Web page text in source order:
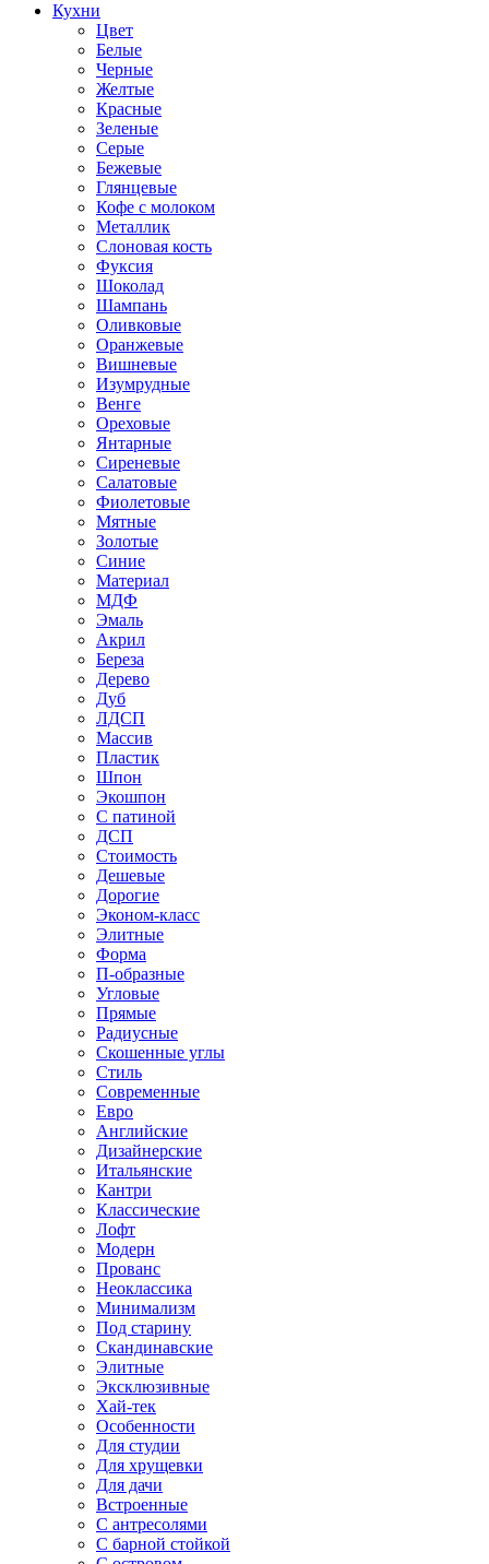
Кухни
Цвет
Белые
Черные
Желтые
Красные
Зеленые
Серые
Бежевые
Глянцевые
Кофе с молоком
Металлик
Слоновая кость
Фуксия
Шоколад
Шампань
Оливковые
Оранжевые
Вишневые
Изумрудные
Венге
Ореховые
Янтарные
Сиреневые
Салатовые
Фиолетовые
Мятные
Золотые
Синие
Материал
МДФ
Эмаль
Акрил
Береза
Дерево
Дуб
ЛДСП
Массив
Пластик
Шпон
Экошпон
С патиной
ДСП
Стоимость
Дешевые
Дорогие
Эконом-класс
Элитные
Форма
П-образные
Угловые
Прямые
Радиусные
Скошенные углы
Стиль
Современные
Евро
Английские
Дизайнерские
Итальянские
Кантри
Классические
Лофт
Модерн
Прованс
Неоклассика
Минимализм
Под старину
Скандинавские
Элитные
Эксклюзивные
Хай-тек
Особенности
Для студии
Для хрущевки
Для дачи
Встроенные
С антресолями
С барной стойкой